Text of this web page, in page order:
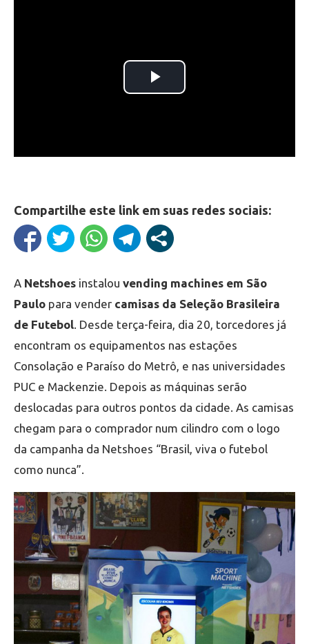
Compartilhe este link em suas redes sociais:
A Netshoes instalou vending machines em São
Paulo para vender camisas da Seleção Brasileira
de Futebol . Desde terça-feira, dia 20, torcedores já
encontram os equipamentos nas estações
Consolação e Paraíso do Metrô, e nas universidades
PUC e Mackenzie. Depois as máquinas serão
deslocadas para outros pontos da cidade. As camisas
chegam para o comprador num cilindro com o logo
da campanha da Netshoes “Brasil, viva o futebol
como nunca”.